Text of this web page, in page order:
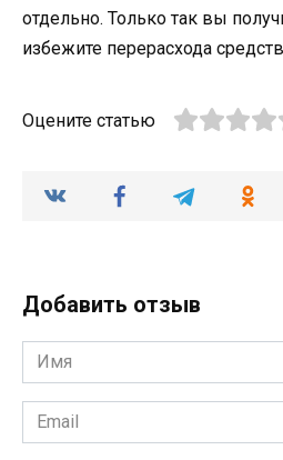
отдельно. Только так вы
избежите перерасхода
Оцените статью
Добавить отзыв
Имя
*
Email
*